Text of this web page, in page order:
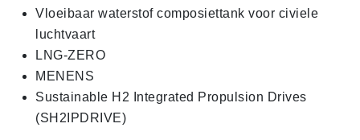
Vloeibaar waterstof composiettank voor civiele
luchtvaart
LNG-ZERO
MENENS
Sustainable H2 Integrated Propulsion Drives
(SH2IPDRIVE)